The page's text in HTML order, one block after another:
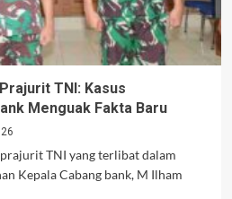
TNI: Kasus
Menguak Fakta Baru
TNI yang terlibat dalam
Kepala Cabang bank, M Ilham